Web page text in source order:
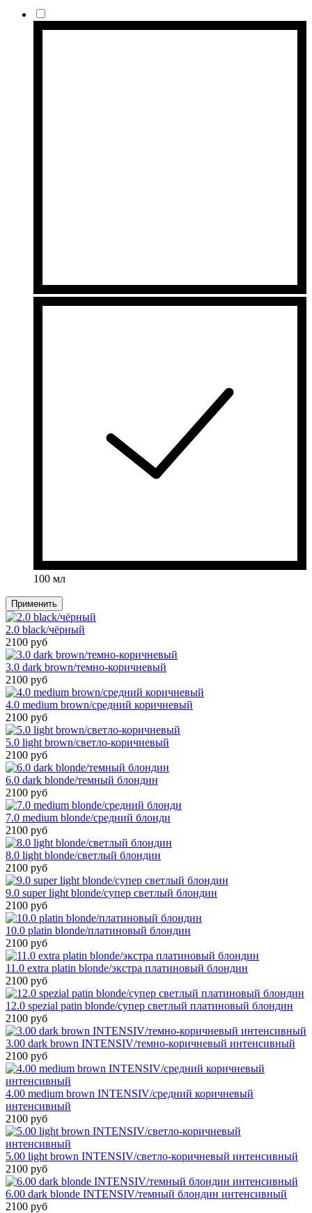
100 мл
Применить
2.0 black/чёрный
2100 руб
3.0 dark brown/темно-коричневый
2100 руб
4.0 medium brown/средний коричневый
2100 руб
5.0 light brown/светло-коричневый
2100 руб
6.0 dark blonde/темный блондин
2100 руб
7.0 medium blonde/средний блонди
2100 руб
8.0 light blonde/светлый блондин
2100 руб
9.0 super light blonde/супер светлый блондин
2100 руб
10.0 platin blonde/платиновый блондин
2100 руб
11.0 extra platin blonde/экстра платиновый блондин
2100 руб
12.0 spezial patin blonde/супер светлый платиновый блондин
2100 руб
3.00 dark brown INTENSIV/темно-коричневый интенсивный
2100 руб
4.00 medium brown INTENSIV/средний коричневый
интенсивный
2100 руб
5.00 light brown INTENSIV/светло-коричневый интенсивный
2100 руб
6.00 dark blonde INTENSIV/темный блондин интенсивный
2100 руб